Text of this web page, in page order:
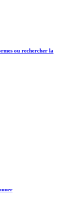
ou rechercher la